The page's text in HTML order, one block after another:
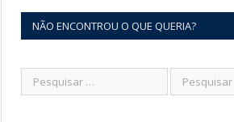
NÃO ENCONTROU O QUE QUERIA?